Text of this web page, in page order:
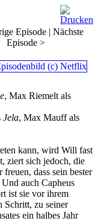
Episode| Nächste
Episode >
, Max Riemelt als
Jela, Max Mauff als
kann, wird Will fast
ziert sich jedoch, die
dass sein bester
auch Capheus
ist sie vor ihrem
Schritt, zu seiner
ein halbes Jahr